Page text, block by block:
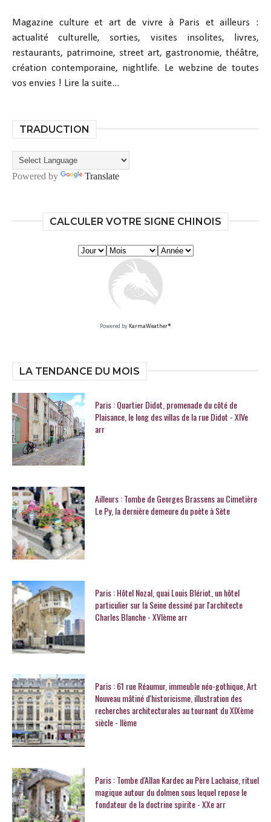
Magazine culture et art de vivre à Paris et ailleurs :
actualité culturelle, sorties, visites insolites, livres,
restaurants, patrimoine, street art, gastronomie, théâtre,
création contemporaine, nightlife. Le webzine de toutes
vos envies ! Lire la suite...
TRADUCTION
Powered by Translate
CALCULER VOTRE SIGNE CHINOIS
Powered by KarmaWeather®
LA TENDANCE DU MOIS
Paris : Quartier Didot, promenade du côté de
Plaisance, le long des villas de la rue Didot - XIVe
arr
Ailleurs : Tombe de Georges Brassens au Cimetière
Le Py, la dernière demeure du poète à Sète
Paris : Hôtel Nozal, quai Louis Blériot, un hôtel
particulier sur la Seine dessiné par l'architecte
Charles Blanche - XVIème arr
Paris : 61 rue Réaumur, immeuble néo-gothique, Art
Nouveau mâtiné d'historicisme, illustration des
recherches architecturales au tournant du XIXème
siècle - IIème
Paris : Tombe d'Allan Kardec au Père Lachaise, rituel
magique autour du dolmen sous lequel repose le
fondateur de la doctrine spirite - XXe arr